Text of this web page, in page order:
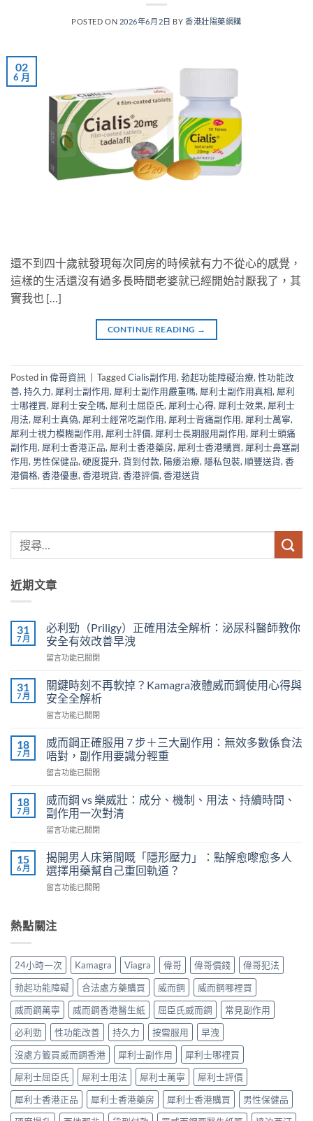
POSTED ON 2026年6月2日 BY 香港壯陽藥網購
02
6 月
還不到四十歲就發現每次同房的時候就有力不從心的感覺，
這樣的生活還沒有過多長時間老婆就已經開始討厭我了，其
實我也 […]
CONTINUE READING →
Posted in偉哥資訊 TaggedCialis副作用, 勃起功能障礙治療, 性功能改
善, 持久力, 犀利士副作用, 犀利士副作用嚴重嗎, 犀利士副作用真相, 犀利
士哪裡買, 犀利士安全嗎, 犀利士屈臣氏, 犀利士心得, 犀利士效果, 犀利士
用法, 犀利士真偽, 犀利士經常吃副作用, 犀利士背痛副作用, 犀利士萬寧,
犀利士視力模糊副作用, 犀利士評價, 犀利士長期服用副作用, 犀利士頭痛
副作用, 犀利士香港正品, 犀利士香港藥房, 犀利士香港購買, 犀利士鼻塞副
作用, 男性保健品, 硬度提升, 貨到付款, 陽痿治療, 隱私包裝, 順豐送貨, 香
港價格, 香港優惠, 香港現貨, 香港評價, 香港送貨
近期文章
31
7 月
必利勁（Priligy）正確用法全解析：泌尿科醫師教你
安全有效改善早洩
在
利
勁
（Priligy）
正
用
法
全
解
泌
尿
醫
教
你
安
效
改
早
洩〉
中
留言功能已關閉
31
7 月
關鍵時刻不再軟掉？Kamagra液體威而鋼使用心得與
安全全解析
在
鍵
時
刻
不
軟
掉？
Kamagra
液
威
而
使
得
全
全
解
析〉
中
留言功能已關閉
18
7 月
威而鋼正確服用 7 步＋三大副作用：無效多數係食法
唔對，副作用要識分輕重
在
而
鋼
正
確
用
7
步
＋
副
效
多
數
係
食
唔
對，
副
作
用
要
識
留言功能已關閉
18
7 月
威而鋼 vs 樂威壯：成分、機制、用法、持續時間、
副作用一次對清
在
而
鋼
vs
樂
成
制、
用
法、
持
續
時
間、
副
作
用
一
次
對
清〉
留言功能已關閉
15
6 月
揭開男人床第間嘅「隱形壓力」：點解愈嚟愈多人
選擇用藥幫自己重回軌道？
在
男
人
第
嘅
「隱
形
壓
力」：
點
解
愈
嚟
愈
多
人
留言功能已關閉
熱點關注
24小時一次 Kamagra Viagra 偉哥 偉哥價錢
偉哥犯法
勃起功能障礙
合法處方藥購買 威而鋼
威而鋼哪裡買
威而鋼萬寧
威而鋼香港醫生紙 屈臣氏威而鋼
常見副作用
必利勁
性功能改善 持久力 按需服用
早洩
沒處方籤買威而鋼香港
犀利士副作用
犀利士哪裡買
犀利士屈臣氏
犀利士用法 犀利士萬寧
犀利士評價
犀利士香港正品
犀利士香港藥房 犀利士香港購買
男性保健品